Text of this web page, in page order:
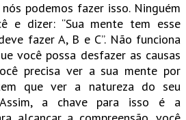
podemos fazer isso. Ninguém
e dizer: “Sua mente tem esse
fazer A, B e C”. Não funciona
você possa desfazer as causas
precisa ver a sua mente por
que ver a natureza do seu
a chave para isso é a